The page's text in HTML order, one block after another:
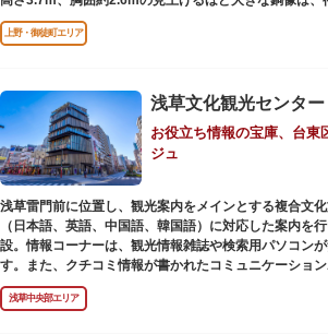
やフォトスポットとして親しまれています。彫刻家、高
れた像は、愛犬のツンと一緒にうさぎ狩りに出かけてい
上野公園にお立ち寄りの際は、ぜひ「上野の西郷さん
上野・御徒町エリア
浅草文化観光センター
お役立ち情報の宝庫、台東
ジュ
浅草雷門前に位置し、観光案内をメインとする複合文
（日本語、英語、中国語、韓国語）に対応した案内を
設。情報コーナーは、観光情報雑誌や検索用パソコン
す。また、クチコミ情報が書かれたコミュニケーショ
ので、とっておきの旅のヒントを得られるかも。多目的
を活用し台東区のみどころやイベント、歴史、文化を紹
浅草中央部エリア